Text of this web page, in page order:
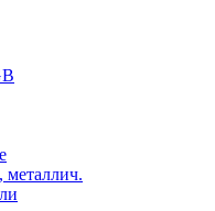
металлич.